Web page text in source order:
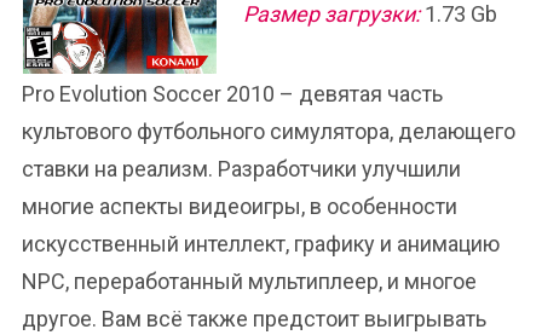
Размер загрузки:1.73 Gb
Pro Evolution Soccer 2010 – девятая часть
культового футбольного симулятора, делающего
ставки на реализм. Разработчики улучшили
многие аспекты видеоигры, в особенности
искусственный интеллект, графику и анимацию
NPC, переработанный мультиплеер, и многое
другое. Вам всё также предстоит выигрывать